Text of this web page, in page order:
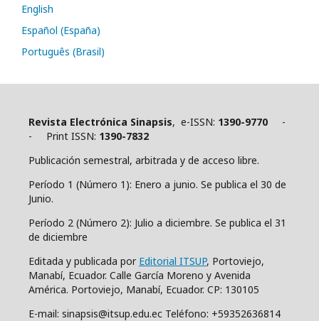
English
Español (España)
Português (Brasil)
Revista Electrónica Sinapsis, e-ISSN: 1390-9770 -
- Print ISSN: 1390-7832
Publicación semestral, arbitrada y de acceso libre.
Período 1 (Número 1): Enero a junio. Se publica el 30 de
Junio.
Período 2 (Número 2): Julio a diciembre. Se publica el 31
de diciembre
Editada y publicada por Editorial ITSUP, Portoviejo,
Manabí, Ecuador. Calle García Moreno y Avenida
América. Portoviejo, Manabí, Ecuador. CP: 130105
E-mail: sinapsis@itsup.edu.ec Teléfono: +59352636814